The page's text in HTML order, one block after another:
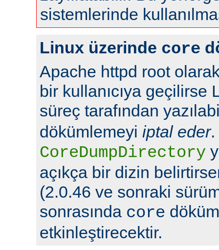
sistemlerinde
Linux üzerinde core
Apache httpd root
bir kullanıcıya geçilirse
süreç tarafından
dökümlemeyi iptal eder.
CoreDumpDirectory
açıkça bir dizin
(2.0.46 ve sonraki
sonrasında core
etkinleştirecektir.